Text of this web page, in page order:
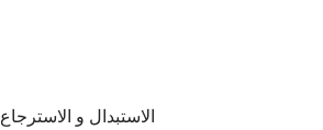
الاستبدال و الاسترجاع